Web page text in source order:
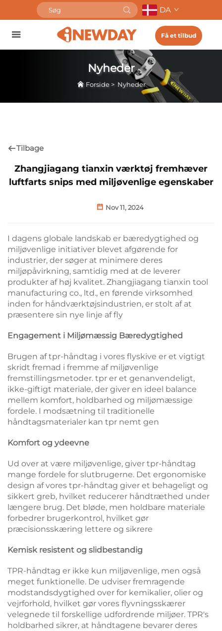
DA
Få et tilbud
Nyheder
Forside> Nyheder
Tilbage
Zhangjiagang tianxin værktøj fremhæver
luftfarts snips med miljøvenlige egenskaber
Nov 11, 2024
I dagens globale landskab er bæredygtighed og
miljøvenlige initiativer blevet afgørende for
industrier, der søger at minimere deres
miljøpåvirkning, samtidig med at de leverer
produkter af høj kvalitet. Zhangjiagang tianxin tool
manufacturing co., ltd., en førende virksomhed
inden for håndværktøjsindustrien, er stolt af at
præsentere sin nye linje af fly
Engagement i Miljømæssig Bæredygtighed
Brugen af tpr-håndtag i vores flyskive er et vigtigt
skridt fremad i fremme af miljøvenlige
fremstillingsmetoder. tpr er et genanvendeligt,
ikke-giftigt materiale, der giver en ideel balance
mellem komfort, holdbarhed og miljømæssige
fordele. I modsætning til traditionelle
håndtagsmaterialer kan tpr nemt gen
Komfort og ydeevne
Ud over at være miljøvenlige, giver tpr-håndtag
mange fordele for slutbrugerne. Det ergonomiske
design af vores tpr-håndtag giver et behageligt og
sikkert greb, hvilket reducerer håndtræthed under
længere brug. Det bløde, men holdbare materiale
forbedrer brugerkontrol, hvilket gør
præcisionsskæring lettere og sikrere
Kemisk resistent og slidbestandig
TPR-håndtag er ikke kun miljøvenlige, men også
meget funktionelle. De udviser fremragende
modstandsdygtighed over for kemikalier, olier og
vejrforhold, hvilket gør vores flyvningsskærer
velegnede til forskellige udfordrende miljøer. TPR's
holdbarhed sikrer, at håndtagene bevarer deres